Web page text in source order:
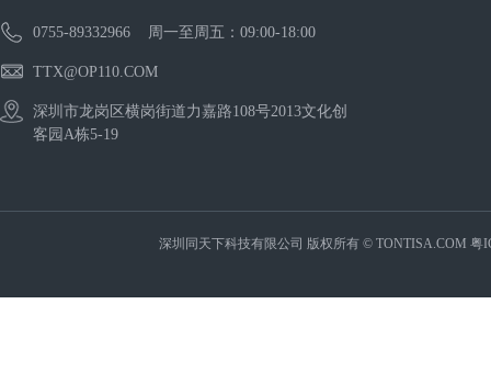
0755-89332966 周一至周五：09:00-18:00
TTX@OP110.COM
深圳市龙岗区横岗街道力嘉路108号2013文化创
客园A栋5-19
深圳同天下科技有限公司 版权所有 © TONTISA.COM 粤